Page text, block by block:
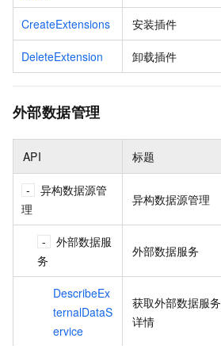
CreateExtensions 安装插件
DeleteExtension 卸载插件
外部数据管理
API 标题
异构数据源管
理
异构数据源管理
外部数据服
务
外部数据服务
DescribeEx
ternalDataS
ervice
获取外部数据服务
详情